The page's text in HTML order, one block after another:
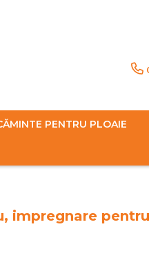
PENTRU PLOAIE
impregnare